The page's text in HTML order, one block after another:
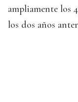
ampliamente los
los dos años